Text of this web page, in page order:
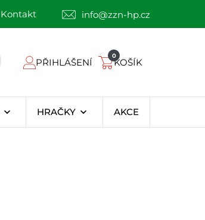
Kontakt info@zzn-hp.cz
PŘIHLÁŠENÍ
0
KOŠÍK
HRAČKY AKCE